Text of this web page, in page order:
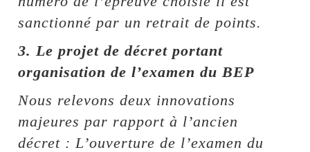
sanctionné par un retrait de points.
3. Le projet de décret portant
organisation de l’examen du BEP
Nous relevons deux innovations
majeures par rapport à l’ancien
décret : L’ouverture de l’examen du